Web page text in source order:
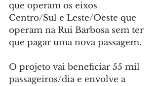
que operam os eixos
Centro/Sul e Leste/Oeste que
operam na Rui Barbosa sem ter
que pagar uma nova passagem.
O projeto vai beneficiar 55 mil
passageiros/dia e envolve a